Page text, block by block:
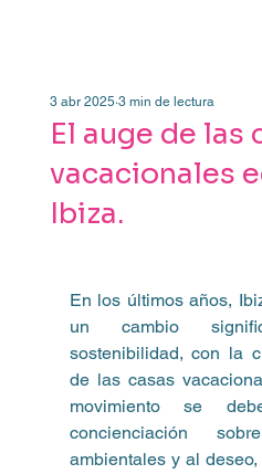
El auge de las
vacacionales
Ibiza.
3 abr 2025 3 min de lectura
En los últimos años,
un cambio
sostenibilidad, con la
de las casas
movimiento se
concienciación
ambientales y al